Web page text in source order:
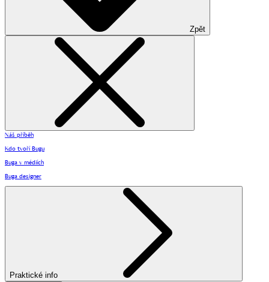
Zpět
Náš příběh
Kdo tvoří Bugu
Buga v médiích
Buga designer
Praktické info